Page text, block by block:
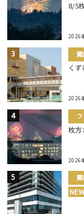
8/5
2026
く
2026
枚方
2026
NEW